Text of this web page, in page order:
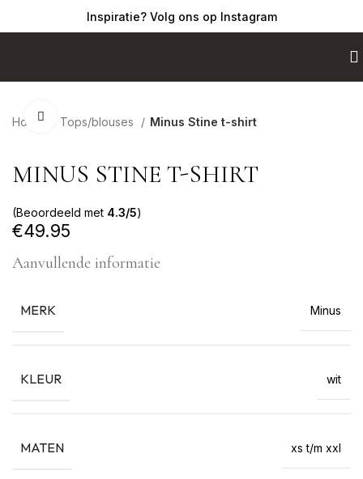
Inspiratie? Volg ons op Instagram
Home Tops/blouses Minus Stine t-shirt
Click to enlarge
MINUS STINE T-SHIRT
(Beoordeeld met 4.3/5)
€49.95
Aanvullende informatie
MERK Minus
KLEUR wit
MATEN xs t/m xxl